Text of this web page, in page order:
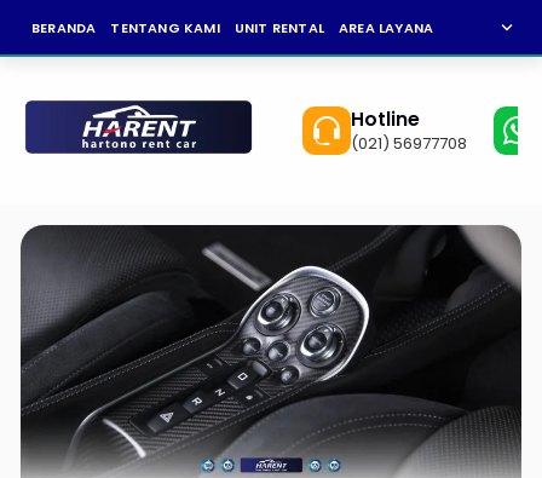
BERANDA TENTANG KAMI UNIT RENTAL AREA LAYANAN expand_more
Hotline
(021) 56977708